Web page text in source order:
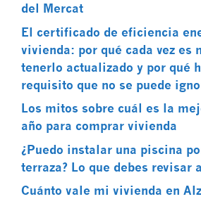
del Mercat
El certificado de eficiencia
vivienda: por qué cada vez es
tenerlo actualizado y por qué
requisito que no se puede
Los mitos sobre cuál es la
año para comprar vivienda
¿Puedo instalar una piscina
terraza? Lo que debes revisar
Cuánto vale mi vivienda en